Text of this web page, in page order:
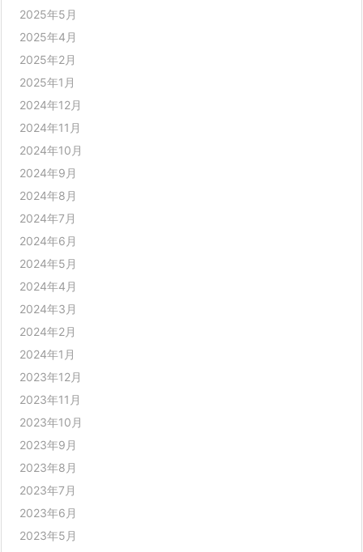
2025年5月
2025年4月
2025年2月
2025年1月
2024年12月
2024年11月
2024年10月
2024年9月
2024年8月
2024年7月
2024年6月
2024年5月
2024年4月
2024年3月
2024年2月
2024年1月
2023年12月
2023年11月
2023年10月
2023年9月
2023年8月
2023年7月
2023年6月
2023年5月